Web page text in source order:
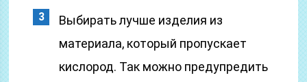
Выбирать лучше изделия из
материала, который пропускает
кислород. Так можно предупредить